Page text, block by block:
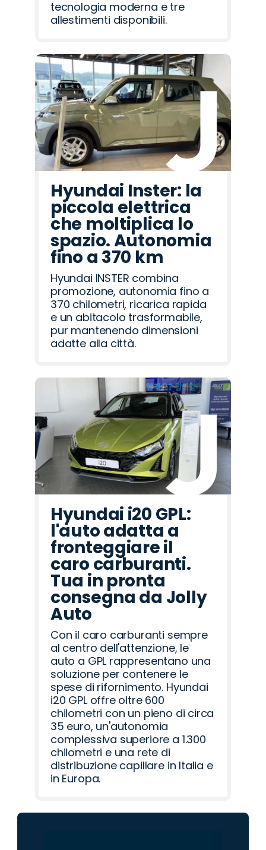
tecnologia moderna e tre
allestimenti disponibili.
Hyundai Inster: la
piccola elettrica
che moltiplica lo
spazio. Autonomia
fino a 370 km
Hyundai INSTER combina
promozione, autonomia fino a
370 chilometri, ricarica rapida
e un abitacolo trasformabile,
pur mantenendo dimensioni
adatte alla città.
Hyundai i20 GPL:
l'auto adatta a
fronteggiare il
caro carburanti.
Tua in pronta
consegna da Jolly
Auto
Con il caro carburanti sempre
al centro dell'attenzione, le
auto a GPL rappresentano una
soluzione per contenere le
spese di rifornimento. Hyundai
i20 GPL offre oltre 600
chilometri con un pieno di circa
35 euro, un'autonomia
complessiva superiore a 1.300
chilometri e una rete di
distribuzione capillare in Italia e
in Europa.